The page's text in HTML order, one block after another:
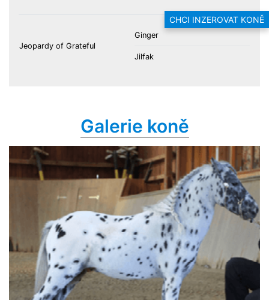
CHCI INZEROVAT KONĚ
Jeopardy of Grateful
Ginger
Jilfak
Galerie koně